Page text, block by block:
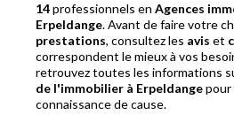
14professionnels en Agences
Erpeldange. Avant de faire votre
prestations, consultez les avis et
correspondent le mieux à vos
retrouvez toutes les informations
de l'immobilier à Erpeldangepour
connaissance de cause.